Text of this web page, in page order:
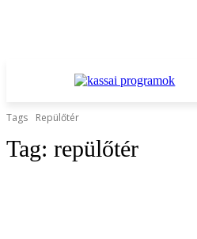
Tags Repülőtér
Tag: repülőtér